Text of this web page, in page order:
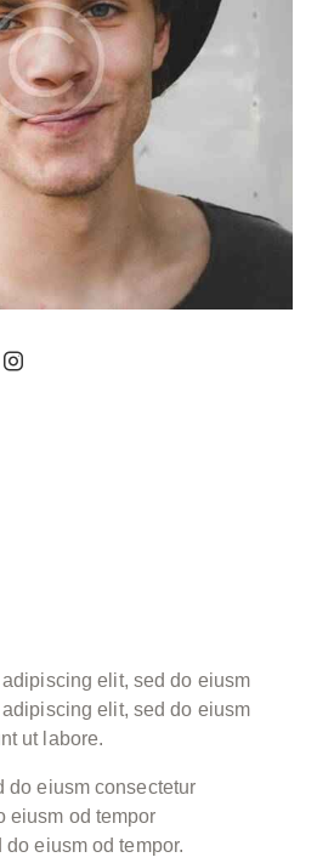
elit, sed do eiusm
elit, sed do eiusm
ut labore.
do eiusm consectetur
eiusm od tempor
eiusm od tempor.